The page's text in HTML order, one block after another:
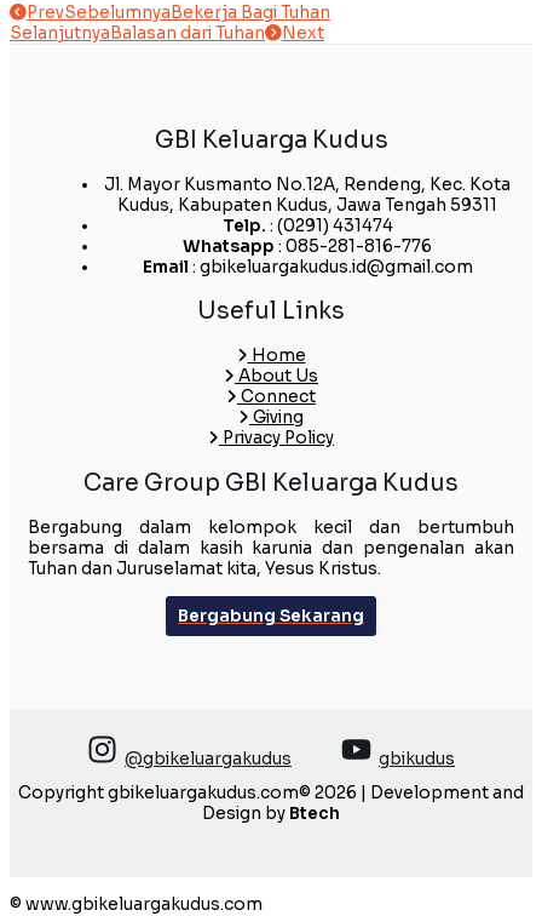
PrevSebelumnya Bekerja Bagi Tuhan
Selanjutnya Balasan dari Tuhan Next
GBI Keluarga Kudus
Jl. Mayor Kusmanto No.12A, Rendeng, Kec. Kota
Kudus, Kabupaten Kudus, Jawa Tengah 59311
Telp. : (0291) 431474
Whatsapp : 085-281-816-776
Email : gbikeluargakudus.id@gmail.com
Useful Links
Home
About Us
Connect
Giving
Privacy Policy
Care Group GBI Keluarga Kudus
Bergabung dalam kelompok kecil dan bertumbuh
bersama di dalam kasih karunia dan pengenalan akan
Tuhan dan Juruselamat kita, Yesus Kristus.
Bergabung Sekarang
@gbikeluargakudus
gbikudus
Copyright gbikeluargakudus.com© 2026 | Development and
Design by Btech
© www.gbikeluargakudus.com